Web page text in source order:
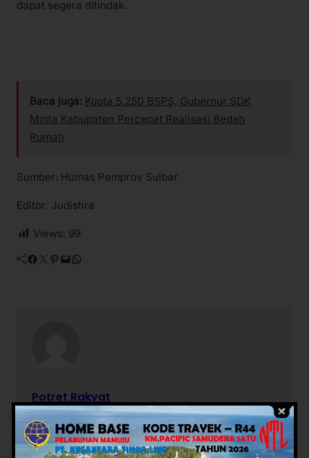
dapat segera ditindak.
Baca juga: Kuota 5.250 BSPS, Gubernur SDK
Minta Kabupaten Percepat Realisasi Bedah
Rumah
Sumber: Humas Pemprov Sulbar
Editor: Judistira
Views: 99
Facebook Twitter Pinterest Mail WhatsApp
Potret Rakyat
Berita Terkait